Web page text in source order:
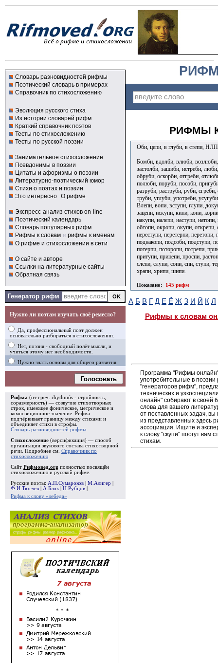
Словарь разновидностей рифмы
Поэтический словарь в примерах
Справочник по стихосложению
Эволюция русского стиха
Из истории словарей рифм
Краткий справочник поэтов
Тесты по стихосложению
Тесты по русской поэзии
Занимательное стихосложение
Псевдонимы в поэзии
Цитаты и афоризмы о поэзии
Литературно-поэтический юмор
Стихи о поэтах и поэзии
Это интересно О рифме
Экспресс-анализ стихов on-line
Поэтический календарь
Словарь популярных рифм
Рифмы к словам и рифмы к именам
О рифме и стихосложении в сети
О сайте и авторе
Ссылки на литературные сайты
Обратная связь
Генератор рифм
Нужно ли поэтам изучать своё ремесло?
Да, профессиональный поэт должен
основательно разбираться в стихосложении.
Нет, поэзия - свободный полёт мысли, и
учиться этому нет необходимости.
Нужно знать основы для общего развития.
Голосовать
Рифма (от греч. rhythmós - стройность,
соразмерность) — созвучие стихотворных
строк, имеющее фоническое, метрическое и
композиционное значение. Рифма
подчёркивает границу между стихами и
объединяет стихи в строфы
Словарь разновидностей рифмы
Стихосложение (версификация) — способ
организации звукового состава стихотворной
речи. Подробнее см. Справочник по
стихосложению
Сайт Рифмовед.org полностью посвящён
стихосложению и русской рифме.
Русские поэты: А.П.Сумароков М.Алигер
Ф.И.Тютчев
А.Блок Н.Рубцов
Рифма к слову «лебеда»
РИФМЫ
Оби, цепи, в глуби, в степи,
Бомби, вдолби, влюби, возлюби,
застолби, зашиби, истреби,
обруби, оскорби, отгреби,
полюби, поруби, пособи,
разруби, раструби, руби,
труби, углуби, употреби,
Влепи, вопи, вступи, глупи,
зацепи, искупи, кипи, копи,
накупи, налепи, наступи,
обтопи, окропи, окупи, открепи,
переступи, перетерпи,
поднакопи, подсоби, подступи,
потерпи, поторопи, потрепи,
притупи, прицепи, проспи,
слепи, слупи, сопи, спи, ступи,
храпи, хрипи, шипи.
Показано: 145 рифм
А Б В Г Д Е Ё Ж З И Й К Л
Рифмы к словам
Программа "Рифмы
употребительные в поэзии
"генераторов рифм",
технических и
онлайн" собирают в своей
слова для вашего
от поставленных задач,
из представленных здесь
ассоциация. Ищите и
к слову "скупи" поогут
стихам.